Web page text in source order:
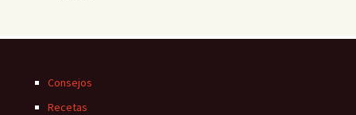
Consejos
Recetas